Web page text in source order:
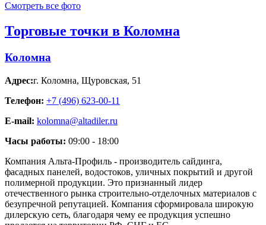
Смотреть все фото
Торговые точки в Коломна
Коломна
Адрес:г. Коломна, Щуровская, 51
Телефон: +7 (496) 623-00-11
E-mail: kolomna@altadiler.ru
Часы работы: 09:00 - 18:00
Компания Альта-Профиль - производитель сайдинга,
фасадных панелей, водостоков, уличных покрытий и другой
полимерной продукции. Это признанный лидер
отечественного рынка строительно-отделочных материалов с
безупречной репутацией. Компания сформировала широкую
дилерскую сеть, благодаря чему ее продукция успешно